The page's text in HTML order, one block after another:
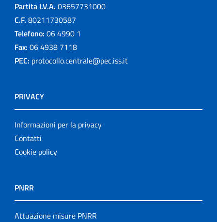
Partita I.V.A. 03657731000
C.F. 80211730587
Telefono: 06 4990 1
Fax: 06 4938 7118
PEC: protocollo.centrale@pec.iss.it
PRIVACY
Informazioni per la privacy
Contatti
Cookie policy
PNRR
Attuazione misure PNRR